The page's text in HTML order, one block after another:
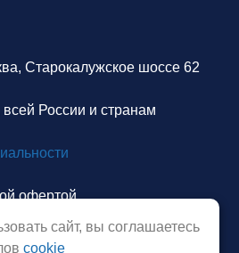
Старокалужское шоссе 62
России и странам
офертой.
сайт, вы соглашаетесь
cookie